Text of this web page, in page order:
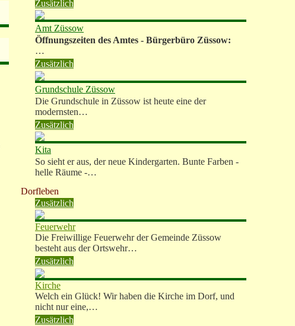
Zusätzlich
Amt Züssow
Öffnungszeiten des Amtes - Bürgerbüro Züssow:
…
Zusätzlich
Grundschule Züssow
Die Grundschule in Züssow ist heute eine der
modernsten…
Zusätzlich
Kita
So sieht er aus, der neue Kindergarten. Bunte Farben -
helle Räume -…
Dorfleben
Zusätzlich
Feuerwehr
Die Freiwillige Feuerwehr der Gemeinde Züssow
besteht aus der Ortswehr…
Zusätzlich
Kirche
Welch ein Glück! Wir haben die Kirche im Dorf, und
nicht nur eine,…
Zusätzlich